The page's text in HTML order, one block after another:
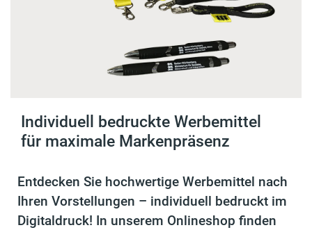
Individuell bedruckte Werbemittel
für maximale Markenpräsenz
Entdecken Sie hochwertige Werbemittel nach
Ihren Vorstellungen – individuell bedruckt im
Digitaldruck! In unserem Onlineshop finden